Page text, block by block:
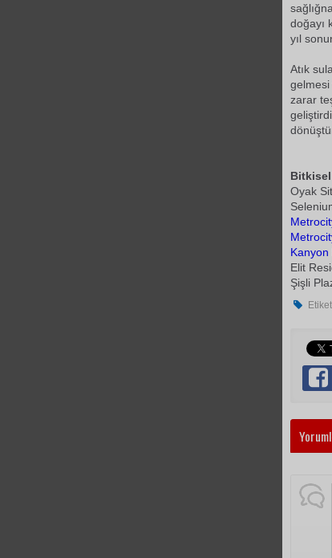
doğayı
yıl
Atık
gelmesi
zarar
Bitkisel
Oyak
Metro
Metro
Kanyon
Elit
Şişli